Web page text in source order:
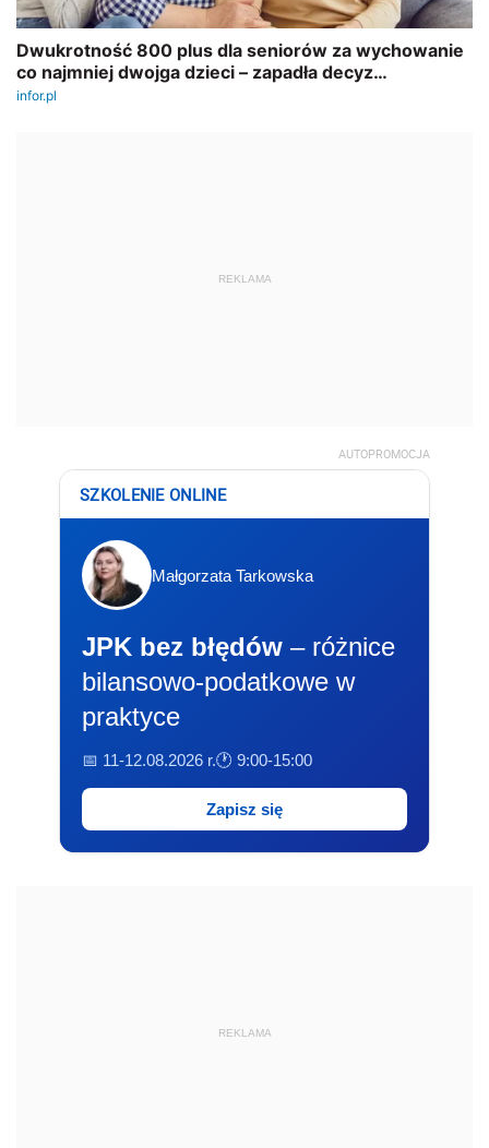
REKLAMA
AUTOPROMOCJA
SZKOLENIE ONLINE
Małgorzata Tarkowska
JPK bez błędów – różnice
bilansowo-podatkowe w
praktyce
📅 11-12.08.2026 r.🕐 9:00-15:00
Zapisz się
REKLAMA